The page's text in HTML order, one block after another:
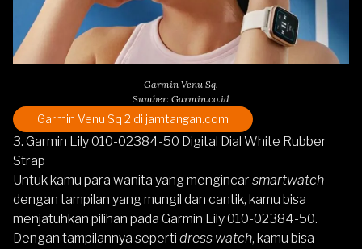
Garmin Venu Sq.
Sumber: Garmin.co.id
Garmin Venu Sq 2 di jamtangan.com
3. Garmin Lily 010-02384-50 Digital Dial White Rubber
Strap
Untuk kamu para wanita yang mengincar smartwatch
dengan tampilan yang mungil dan cantik, kamu bisa
menjatuhkan pilihan pada Garmin Lily 010-02384-50.
Dengan tampilannya seperti dress watch, kamu bisa